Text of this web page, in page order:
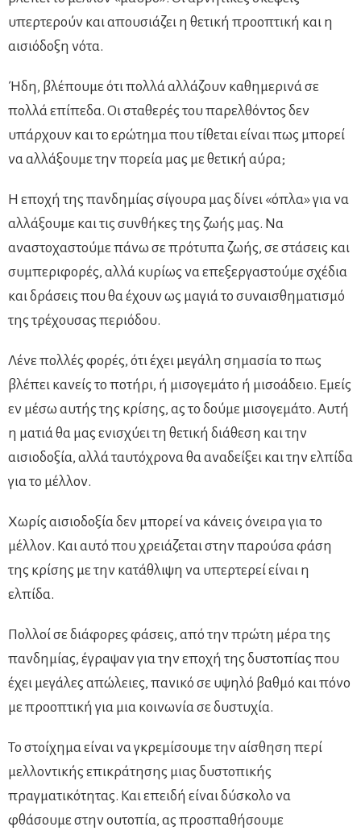
υπερτερούν και απουσιάζει η θετική προοπτική και η
αισιόδοξη νότα.
Ήδη, βλέπουμε ότι πολλά αλλάζουν καθημερινά σε
πολλά επίπεδα. Οι σταθερές του παρελθόντος δεν
υπάρχουν και το ερώτημα που τίθεται είναι πως μπορεί
να αλλάξουμε την πορεία μας με θετική αύρα;
Η εποχή της πανδημίας σίγουρα μας δίνει «όπλα» για να
αλλάξουμε και τις συνθήκες της ζωής μας. Να
αναστοχαστούμε πάνω σε πρότυπα ζωής, σε στάσεις και
συμπεριφορές, αλλά κυρίως να επεξεργαστούμε σχέδια
και δράσεις που θα έχουν ως μαγιά το συναισθηματισμό
της τρέχουσας περιόδου.
Λένε πολλές φορές, ότι έχει μεγάλη σημασία το πως
βλέπει κανείς το ποτήρι, ή μισογεμάτο ή μισοάδειο. Εμείς
εν μέσω αυτής της κρίσης, ας το δούμε μισογεμάτο. Αυτή
η ματιά θα μας ενισχύει τη θετική διάθεση και την
αισιοδοξία, αλλά ταυτόχρονα θα αναδείξει και την ελπίδα
για το μέλλον.
Χωρίς αισιοδοξία δεν μπορεί να κάνεις όνειρα για το
μέλλον. Και αυτό που χρειάζεται στην παρούσα φάση
της κρίσης με την κατάθλιψη να υπερτερεί είναι η
ελπίδα.
Πολλοί σε διάφορες φάσεις, από την πρώτη μέρα της
πανδημίας, έγραψαν για την εποχή της δυστοπίας που
έχει μεγάλες απώλειες, πανικό σε υψηλό βαθμό και πόνο
με προοπτική για μια κοινωνία σε δυστυχία.
Το στοίχημα είναι να γκρεμίσουμε την αίσθηση περί
μελλοντικής επικράτησης μιας δυστοπικής
πραγματικότητας. Και επειδή είναι δύσκολο να
φθάσουμε στην ουτοπία, ας προσπαθήσουμε